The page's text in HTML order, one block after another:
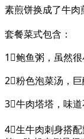
素煎饼换成了牛肉
套餐菜式包含：
1⃣️鲍鱼粥，虽然
2⃣️粉色泡菜汤，
3⃣️牛肉塔塔，味
4⃣️生牛肉刺身搭